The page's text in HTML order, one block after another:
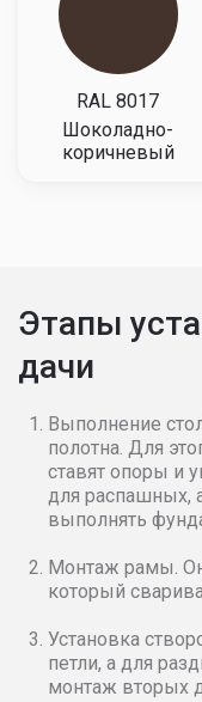
RAL 8017
Шоколадно-
коричневый
Этапы
дачи
Выполнение
полотна. Для
ставят опоры и
для распашных,
выполнять
Монтаж рамы.
который
Установка
петли, а для
монтаж вторых